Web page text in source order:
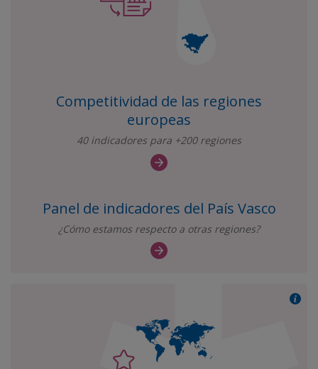
Competitividad de las regiones
europeas
40 indicadores para +200 regiones
Panel de indicadores del País Vasco
¿Cómo estamos respecto a otras regiones?